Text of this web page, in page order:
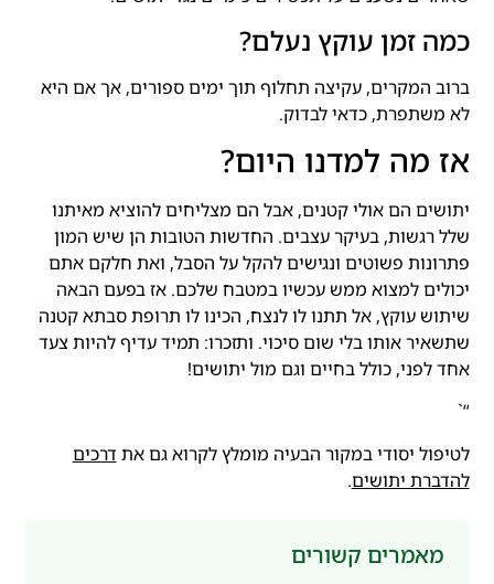
כמה זמן עוקץ נעלם?
ברוב המקרים, עקיצה תחלוף תוך ימים ספורים, אך אם היא
לא משתפרת, כדאי לבדוק.
אז מה למדנו היום?
יתושים הם אולי קטנים, אבל הם מצליחים להוציא מאיתנו
שלל רגשות, בעיקר עצבים. החדשות הטובות הן שיש המון
פתרונות פשוטים ונגישים להקל על הסבל, ואת חלקם אתם
יכולים למצוא ממש עכשיו במטבח שלכם. אז בפעם הבאה
שיתוש עוקץ, אל תתנו לו לנצח, הכינו לו תרופת סבתא קטנה
שתשאיר אותו בלי שום סיכוי. ותזכרו: תמיד עדיף להיות צעד
אחד לפני, כולל בחיים וגם מול יתושים!
“`
לטיפול יסודי במקור הבעיה מומלץ לקרוא גם את דרכים
להדברת יתושים.
מאמרים קשורים